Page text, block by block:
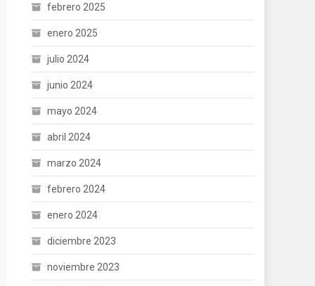
febrero 2025
enero 2025
julio 2024
junio 2024
mayo 2024
abril 2024
marzo 2024
febrero 2024
enero 2024
diciembre 2023
noviembre 2023